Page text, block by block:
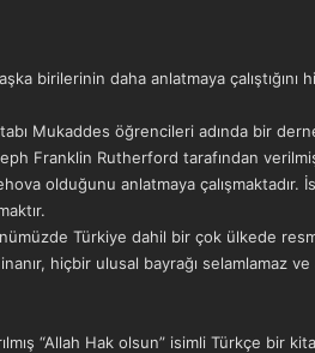
birilerinin daha anlatmaya
Mukaddes öğrencileri adında bir
Franklin Rutherford tarafından
olduğunu anlatmaya çalışmaktadır.
Türkiye dahil bir çok ülkede
hiçbir ulusal bayrağı selamlamaz
“Allah Hak olsun” isimli Türkçe bir